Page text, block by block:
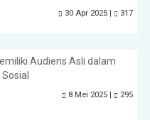
30 Apr 2025 | 317
Audiens Asli dalam
8 Mei 2025 | 295